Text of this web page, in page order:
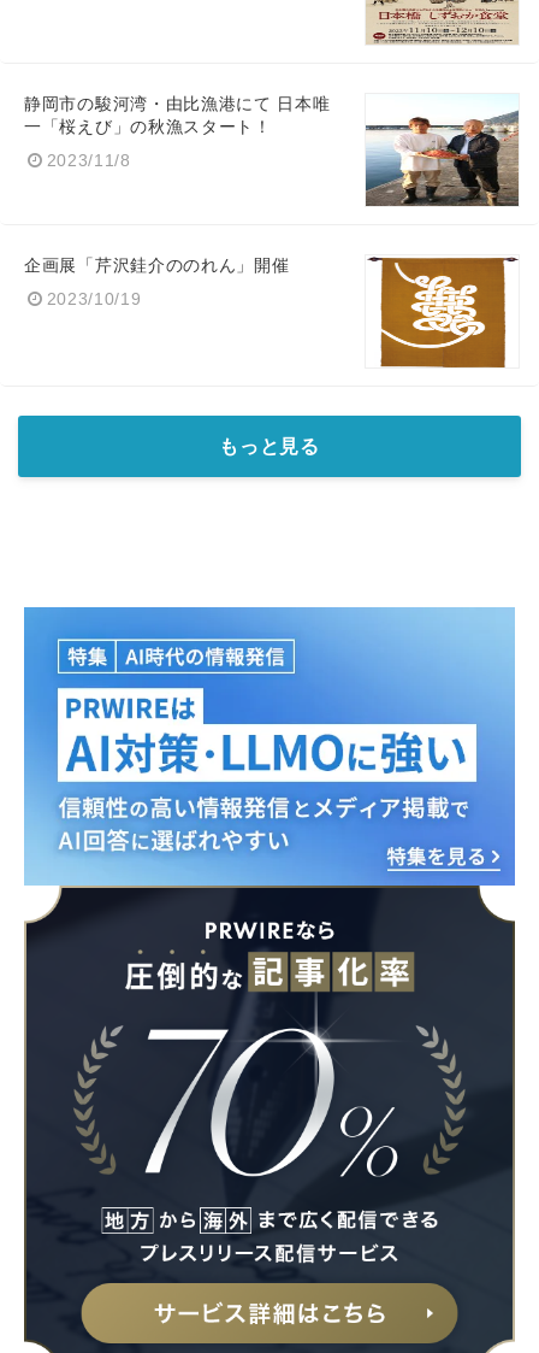
静岡市の駿河湾・由比漁港にて 日本唯
一「桜えび」の秋漁スタート！
2023/11/8
企画展「芹沢銈介ののれん」開催
2023/10/19
もっと見る